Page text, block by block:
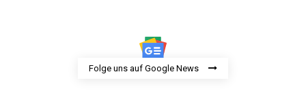
Folge uns auf Google News